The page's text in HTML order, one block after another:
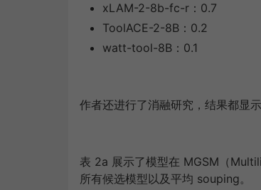
xLAM-2-8b-fc-r：0.7
ToolACE-2-8B：0.2
watt-tool-8B：0.1
作者还进行了消融研究，结果都显
表 2a 展示了模型在 MGSM（
所有候选模型以及平均 souping。